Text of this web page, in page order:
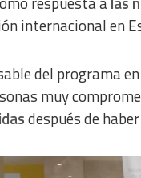
internacional en
del programa
muy
después de